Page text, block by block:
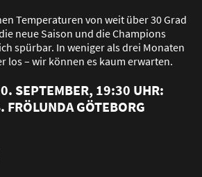
Temperaturen von weit über 30 Grad
neue Saison und die Champions
spürbar. In weniger als drei Monaten
los – wir können es kaum erwarten.
SEPTEMBER, 19:30 UHR:
FRÖLUNDA GÖTEBORG